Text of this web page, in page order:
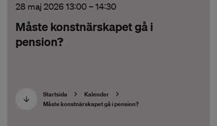
28 maj 2026 13:00–14:30
Måste konstnärskapet gå i
pension?
Startsida
Kalender
Måste konstnärskapet gå i pension?